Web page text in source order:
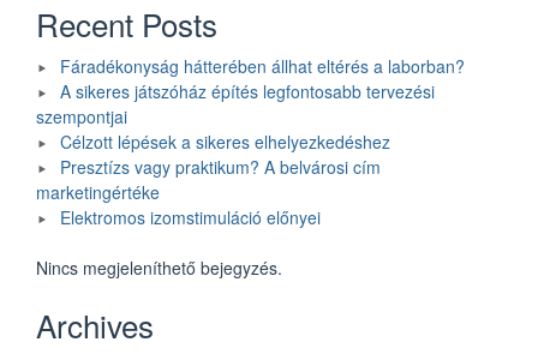
Recent Posts
Fáradékonyság hátterében állhat eltérés a laborban?
A sikeres játszóház építés legfontosabb tervezési
szempontjai
Célzott lépések a sikeres elhelyezkedéshez
Presztízs vagy praktikum? A belvárosi cím
marketingértéke
Elektromos izomstimuláció előnyei
Nincs megjeleníthető bejegyzés.
Archives